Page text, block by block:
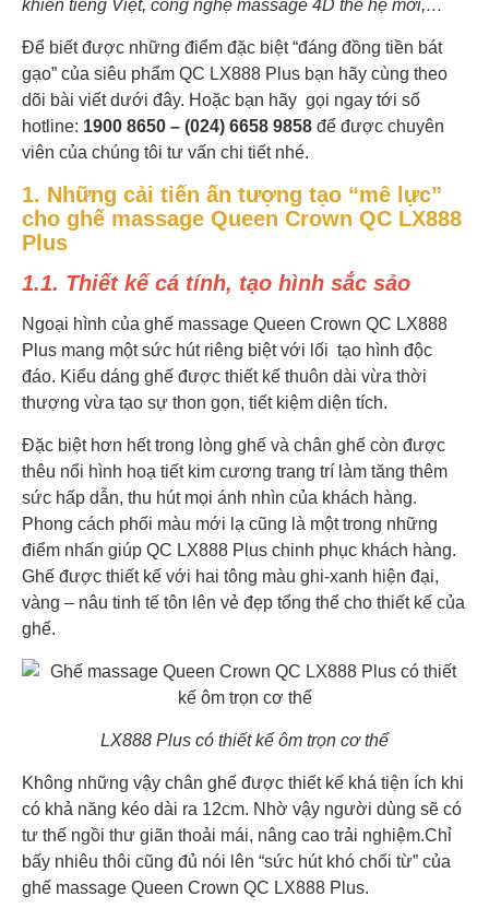
khiển tiếng Việt, công nghệ massage 4D thế hệ mới,…
Để biết được những điểm đặc biệt “đáng đồng tiền bát
gạo” của siêu phẩm QC LX888 Plus bạn hãy cùng theo
dõi bài viết dưới đây. Hoặc bạn hãy gọi ngay tới số
hotline: 1900 8650 – (024) 6658 9858 để được chuyên
viên của chúng tôi tư vấn chi tiết nhé.
1. Những cải tiến ấn tượng tạo “mê lực”
cho ghế massage Queen Crown QC LX888
Plus
1.1. Thiết kế cá tính, tạo hình sắc sảo
Ngoại hình của ghế massage Queen Crown QC LX888
Plus mang một sức hút riêng biệt với lối tạo hình độc
đáo. Kiểu dáng ghế được thiết kế thuôn dài vừa thời
thượng vừa tạo sự thon gọn, tiết kiệm diện tích.
Đặc biệt hơn hết trong lòng ghế và chân ghế còn được
thêu nổi hình hoạ tiết kim cương trang trí làm tăng thêm
sức hấp dẫn, thu hút mọi ánh nhìn của khách hàng.
Phong cách phối màu mới lạ cũng là một trong những
điểm nhấn giúp QC LX888 Plus chinh phục khách hàng.
Ghế được thiết kế với hai tông màu ghi-xanh hiện đại,
vàng – nâu tinh tế tôn lên vẻ đẹp tổng thể cho thiết kế của
ghế.
LX888 Plus có thiết kế ôm trọn cơ thể
Không những vậy chân ghế được thiết kế khá tiện ích khi
có khả năng kéo dài ra 12cm. Nhờ vậy người dùng sẽ có
tư thế ngồi thư giãn thoải mái, nâng cao trải nghiệm.Chỉ
bấy nhiêu thôi cũng đủ nói lên “sức hút khó chối từ” của
ghế massage Queen Crown QC LX888 Plus.